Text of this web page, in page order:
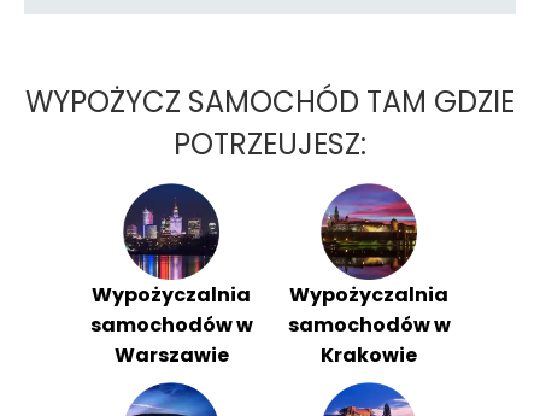
WYPOŻYCZ SAMOCHÓD TAM GDZIE
POTRZEUJESZ:
Wypożyczalnia
samochodów w
Warszawie
Wypożyczalnia
samochodów w
Krakowie